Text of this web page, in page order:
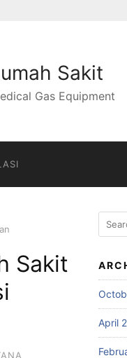
Sakit
Gas Equipment
Sakit
Search
for:
April